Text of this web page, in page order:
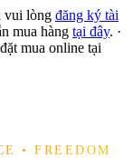
vui lòng đăng ký tài
mua hàng tại đây. ·
mua online tại
• FREEDOM